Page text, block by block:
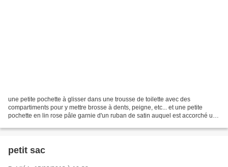
une petite pochette à glisser dans une trousse de toilette avec des
compartiments pour y mettre brosse à dents, peigne, etc... et une petite
pochette en lin rose pâle garnie d'un ruban de satin auquel est accorché un
petit sac